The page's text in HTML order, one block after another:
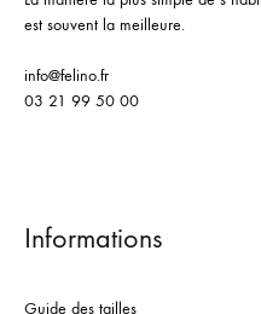
est souvent la meilleure.
info@felino.fr
03 21 99 50 00
Informations
Guide des tailles